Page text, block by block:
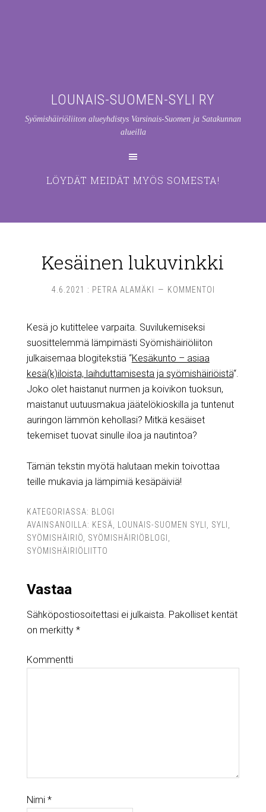
LOUNAIS-SUOMEN-SYLI RY
Syömishäiriöliiton alueyhdistys Varsinais-Suomen ja Satakunnan
alueilla
LÖYDÄT MEIDÄT MYÖS SOMESTA!
Kesäinen lukuvinkki
4.6.2021 : PETRA ALAMÄKI KOMMENTOI
Kesä jo kutittelee varpaita. Suvilukemiseksi
suosittelemmä lämpimästi Syömishäiriöliiton
julkaisemaa blogitekstiä “Kesäkunto – asiaa
kesä(k)iloista, laihduttamisesta ja syömishäiriöistä“.
Joko olet haistanut nurmen ja koivikon tuoksun,
maistanut uutuusmakua jäätelökioskilla ja tuntenut
auringon lämmön kehollasi? Mitkä kesäiset
tekemiset tuovat sinulle iloa ja nautintoa?
Tämän tekstin myötä halutaan mekin toivottaa
teille mukavia ja lämpimiä kesäpäiviä!
KATEGORIASSA: BLOGI
AVAINSANOILLA: KESÄ LOUNAIS-SUOMEN SYLI SYLI
SYÖMISHÄIRIÖ
SYÖMISHÄIRIÖBLOGI
SYÖMISHÄIRIÖLIITTO
Vastaa
Sähköpostiosoitettasi ei julkaista. Pakolliset kentät
on merkitty *
Kommentti
Nimi *